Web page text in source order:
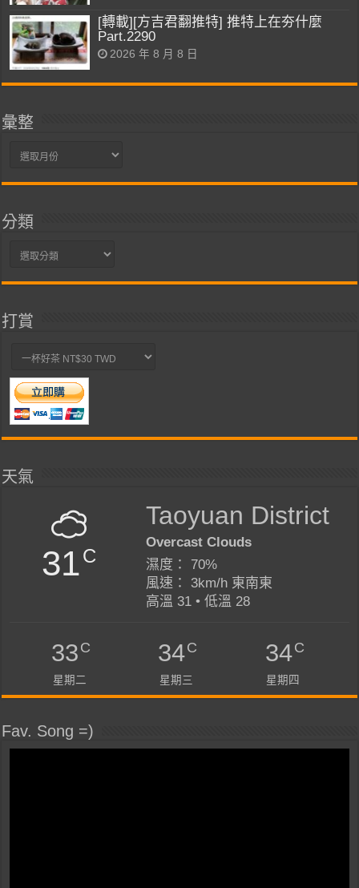
[轉載][方吉君翻推特] 推特上在夯什麼
Part.2290
2026 年 8 月 8 日
彙整
彙
分類
分
打賞
天氣
31C
Taoyuan District
Overcast Clouds
濕度： 70%
風速： 3km/h 東南東
高溫 31 • 低溫 28
33C
星期二
34C
星期三
34C
星期四
Fav. Song =)